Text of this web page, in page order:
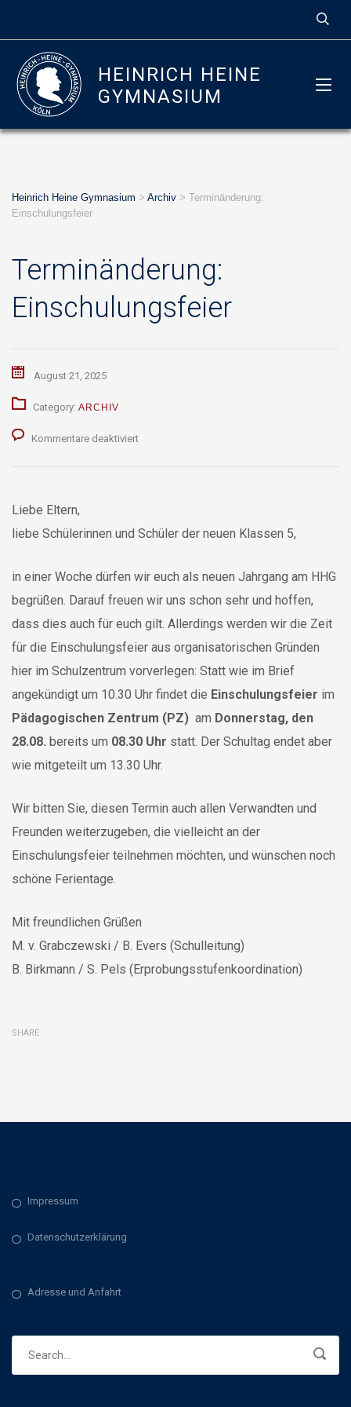
HEINRICH HEINE
GYMNASIUM
Heinrich Heine Gymnasium > Archiv > Terminänderung:
Einschulungsfeier
Terminänderung:
Einschulungsfeier
August 21, 2025
Category: ARCHIV
Kommentare deaktiviertfür
Liebe Eltern,
liebe Schülerinnen und Schüler der neuen Klassen 5,
in einer Woche dürfen wir euch als neuen Jahrgang am HHG
begrüßen. Darauf freuen wir uns schon sehr und hoffen,
dass dies auch für euch gilt. Allerdings werden wir die Zeit
für die Einschulungsfeier aus organisatorischen Gründen
hier im Schulzentrum vorverlegen: Statt wie im Brief
angekündigt um 10.30 Uhr findet die Einschulungsfeier im
Pädagogischen Zentrum (PZ) am Donnerstag, den
28.08. bereits um 08.30 Uhr statt. Der Schultag endet aber
wie mitgeteilt um 13.30 Uhr.
Wir bitten Sie, diesen Termin auch allen Verwandten und
Freunden weiterzugeben, die vielleicht an der
Einschulungsfeier teilnehmen möchten, und wünschen noch
schöne Ferientage.
Mit freundlichen Grüßen
M. v. Grabczewski / B. Evers (Schulleitung)
B. Birkmann / S. Pels (Erprobungsstufenkoordination)
SHARE
Impressum
Datenschutzerklärung
Adresse und Anfahrt